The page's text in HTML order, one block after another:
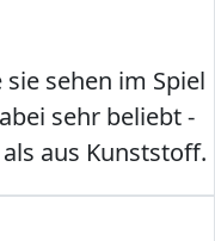
sehen im Spiel
sehr beliebt -
aus Kunststoff.